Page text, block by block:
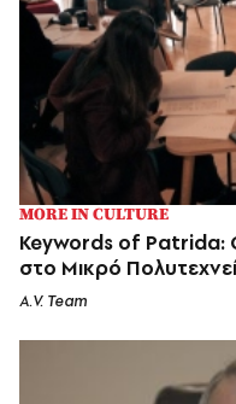
MORE IN CULTURE
Keywords of Patrida:
στο Μικρό
A.V. Team